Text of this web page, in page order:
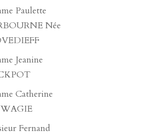
Paulette
Née
Jeanine
Catherine
Fernand